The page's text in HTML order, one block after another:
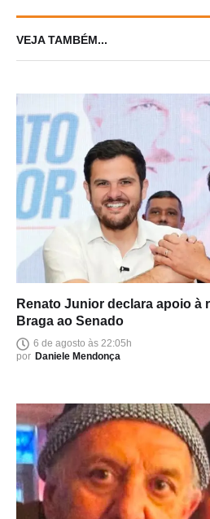
VEJA TAMBÉM...
Renato Junior declara apoio à
Braga ao Senado
6 de agosto às 22:05h
por Daniele Mendonça